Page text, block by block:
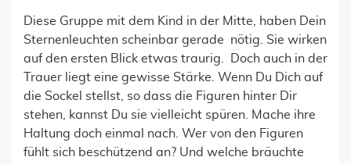
Diese Gruppe mit dem Kind in der Mitte, haben Dein
Sternenleuchten scheinbar gerade nötig. Sie wirken
auf den ersten Blick etwas traurig. Doch auch in der
Trauer liegt eine gewisse Stärke. Wenn Du Dich auf
die Sockel stellst, so dass die Figuren hinter Dir
stehen, kannst Du sie vielleicht spüren. Mache ihre
Haltung doch einmal nach. Wer von den Figuren
fühlt sich beschützend an? Und welche bräuchte